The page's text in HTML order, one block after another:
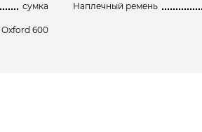
сумка
Oxford 600
Наплечный ремень